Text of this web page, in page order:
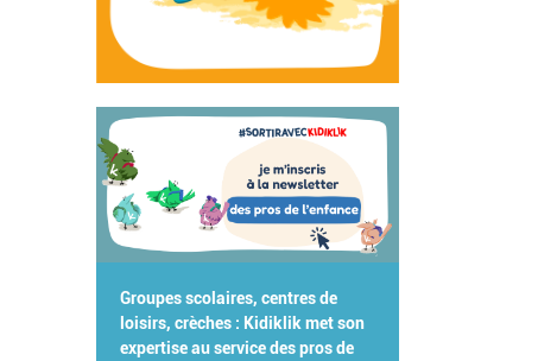
Groupes scolaires, centres de
loisirs, crèches : Kidiklik met son
expertise au service des pros de